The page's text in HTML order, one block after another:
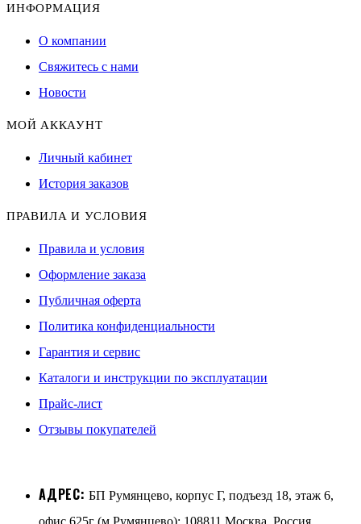
ИНФОРМАЦИЯ
О компании
Свяжитесь с нами
Новости
МОЙ АККАУНТ
Личный кабинет
История заказов
ПРАВИЛА И УСЛОВИЯ
Правила и условия
Оформление заказа
Публичная оферта
Политика конфиденциальности
Гарантия и сервис
Каталоги и инструкции по эксплуатации
Прайс-лист
Отзывы покупателей
АДРЕС: БП Румянцево, корпус Г, подъезд 18, этаж 6,
офис 625г (м.Румянцево); 108811 Москва, Россия